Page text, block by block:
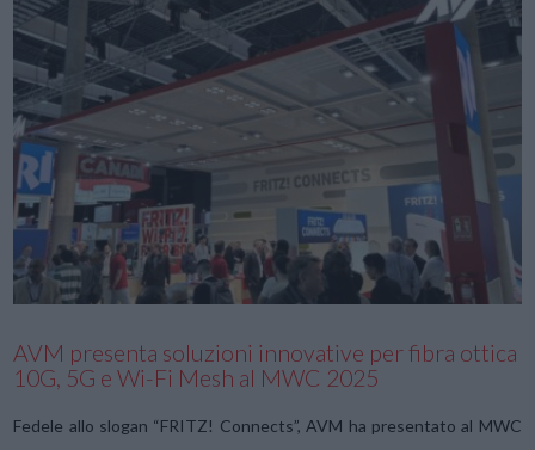
VIEW POST
AVM presenta soluzioni innovative per fibra ottica
10G, 5G e Wi-Fi Mesh al MWC 2025
Fedele allo slogan “FRITZ! Connects”, AVM ha presentato al MWC